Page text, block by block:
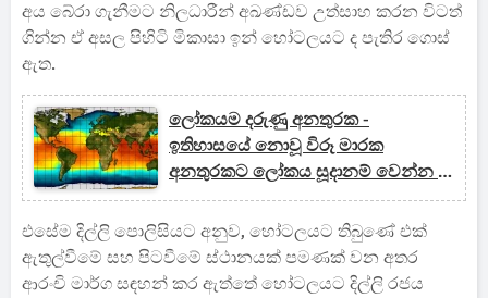
අය බේරා ගැනීමට නිලධාරීන් අඛණ්ඩව උත්සාහ කරන විටත්
ගින්න ඒ අසල පිහිටි මිකාසා ඉන් හෝටලයට ද පැතිර ගොස්
ඇත.
ලෝකයම දරුණු අනතුරක -
ඉතිහාසයේ නොවූ විරූ මාරක
අනතුරකට ලෝකය සූදානම් වෙන්න -
ලෝක කාලගුණ විද්‍යා සංවිධානය
එසේම දිල්ලි පොලිසියට අනුව, හෝටලයට තිබුණේ එක්
ඇතුල්වීමේ සහ පිටවීමේ ස්ථානයක් පමණක් වන අතර
ආරංචි මාර්ග සඳහන් කර ඇත්තේ හෝටලයට දිල්ලි රජය